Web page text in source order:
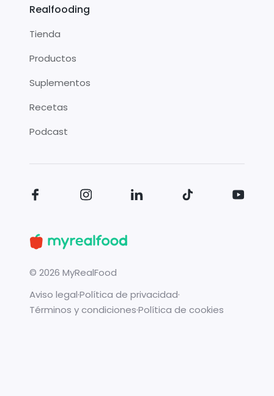
Realfooding
Tienda
Productos
Suplementos
Recetas
Podcast
© 2026 MyRealFood
Aviso legal·Política de privacidad·
Términos y condiciones·Política de cookies